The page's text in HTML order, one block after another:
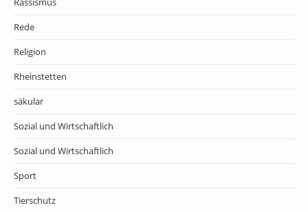
Rede
Religion
Rheinstetten
säkular
Sozial und Wirtschaftlich
Sozial und Wirtschaftlich
Sport
Tierschutz